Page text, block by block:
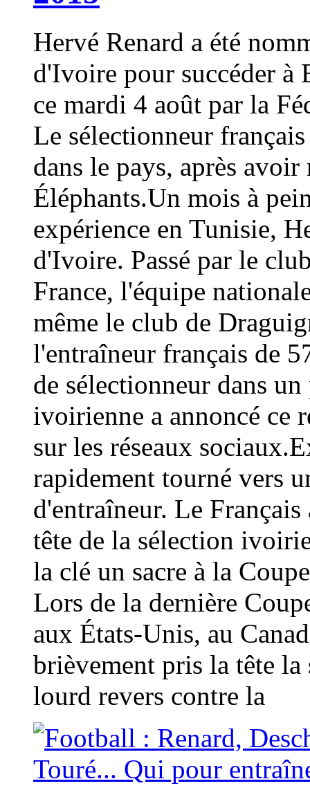
Hervé Renard a été
d'Ivoire pour succéder à
ce mardi 4 août par la
Le sélectionneur
dans le pays, après
Éléphants.Un mois à
expérience en Tunisie,
d'Ivoire. Passé par le
France, l'équipe
même le club de
l'entraîneur français de
de sélectionneur dans
ivoirienne a annoncé ce
sur les réseaux
rapidement tourné vers
d'entraîneur. Le
tête de la sélection
la clé un sacre à la
Lors de la dernière
aux États-Unis, au
brièvement pris la tête
lourd revers contre la